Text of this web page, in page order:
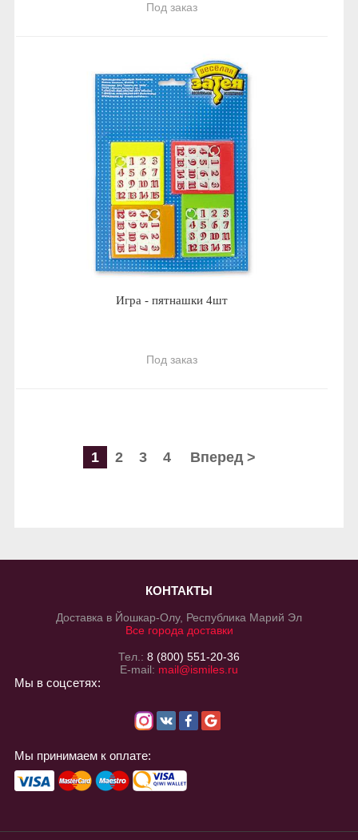
Под заказ
Игра - пятнашки 4шт
Под заказ
1 2 3 4 Вперед >
КОНТАКТЫ
Доставка в Йошкар-Олу, Республика Марий Эл
Все города доставки
Тел.: 8 (800) 551-20-36
E-mail: mail@ismiles.ru
Мы в соцсетях:
Мы принимаем к оплате: